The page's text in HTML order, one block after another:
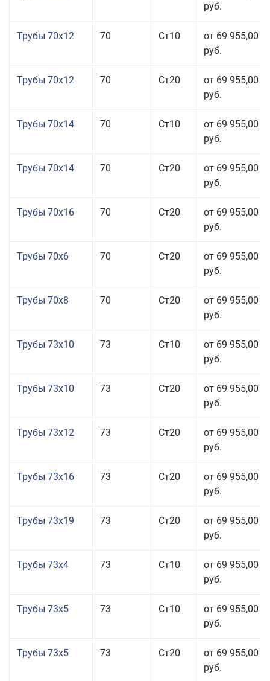
руб.
Трубы 70x12 70 Ст10
от 69 955,00
руб.
Трубы 70x12 70 Ст20
от 69 955,00
руб.
Трубы 70x14 70 Ст10
от 69 955,00
руб.
Трубы 70x14 70 Ст20
от 69 955,00
руб.
Трубы 70x16 70 Ст20
от 69 955,00
руб.
Трубы 70x6 70 Ст20
от 69 955,00
руб.
Трубы 70x8 70 Ст20
от 69 955,00
руб.
Трубы 73x10 73 Ст10
от 69 955,00
руб.
Трубы 73x10 73 Ст20
от 69 955,00
руб.
Трубы 73x12 73 Ст20
от 69 955,00
руб.
Трубы 73x16 73 Ст20
от 69 955,00
руб.
Трубы 73x19 73 Ст20
от 69 955,00
руб.
Трубы 73x4 73 Ст10
от 69 955,00
руб.
Трубы 73x5 73 Ст10
от 69 955,00
руб.
Трубы 73x5 73 Ст20
от 69 955,00
руб.